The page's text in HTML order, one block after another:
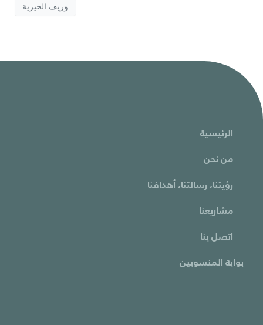
وريف الخيرية
الرئيسية
من نحن
رؤيتنا، رسالتنا، أهدافنا
مشاريعنا
اتصل بنا
بوابة المنسوبين